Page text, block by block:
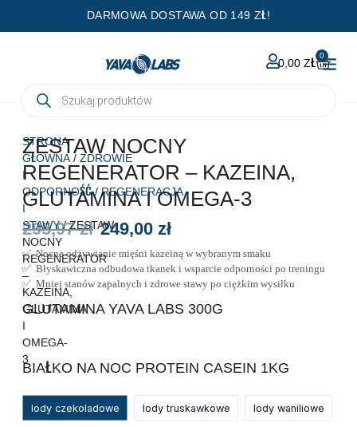
DARMOWA DOSTAWA OD 149 ZŁ!
produktów
0,00ZŁ
0
STRONA
GŁÓWNA / ZDROWIE
I
ODPORNOŚĆ/ REGENERACJA
I
STAWY/ ZESTAW
NOCNY
REGENERATOR
–
KAZEINA,
GLUTAMINA
I
OMEGA-
3
ZESTAW NOCNY
REGENERATOR – KAZEINA,
GLUTAMINA I OMEGA-3
295,97zł Pierwotna
wynosiła:
295,97 zł.
249,00 złAktualna
wynosi:
249,00 zł.
✅ Nocne odżywianie mięśni kazeiną w wybranym smaku
✅ Błyskawiczna odbudowa tkanek i wsparcie odporności po treningu
✅ Mniej stanów zapalnych i zdrowe stawy po ciężkim wysiłku
GLUTAMINA YAVA LABS 300G
BIAŁKO NA NOC PROTEIN CASEIN 1KG
lody czekoladowe lody truskawkowe lody waniliowe
ilość
NOCNY
REGENERATOR
–
kazeina,
i
omega-
3